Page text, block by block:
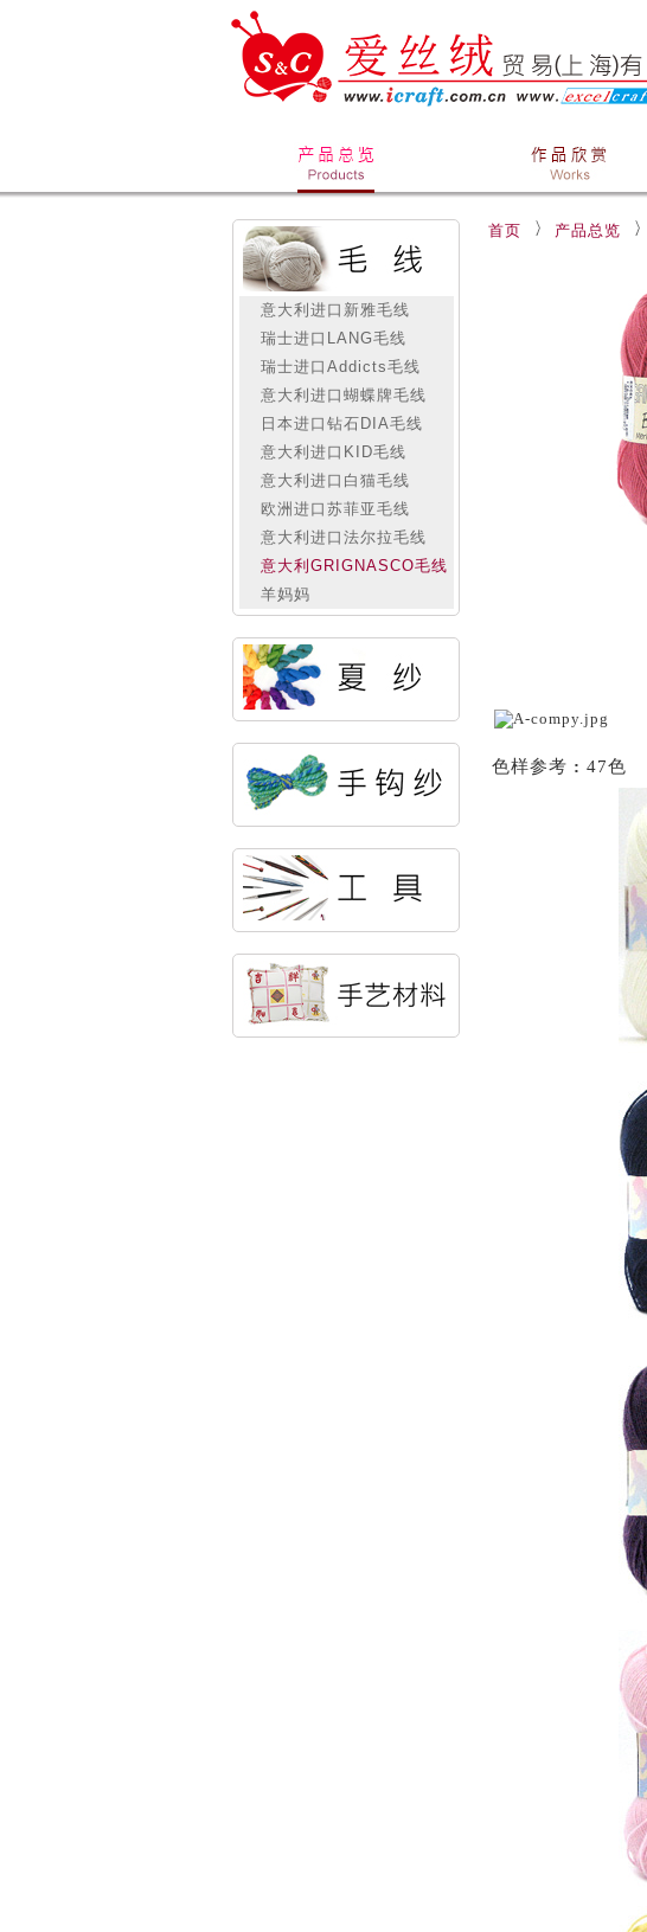
意大利进口新雅毛线
瑞士进口LANG毛线
瑞士进口Addicts毛线
意大利进口蝴蝶牌毛线
日本进口钻石DIA毛线
意大利进口KID毛线
意大利进口白猫毛线
欧洲进口苏菲亚毛线
意大利进口法尔拉毛线
意大利GRIGNASCO毛线
羊妈妈
首页 产品总览
色样参考 : 47色